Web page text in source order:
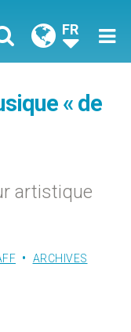
FR
« de
artistique
ARCHIVES